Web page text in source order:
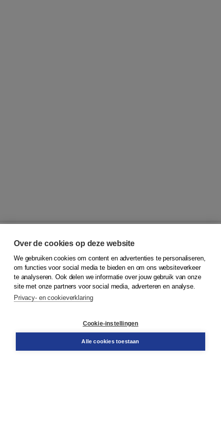
© 2026Koninklijke Boom uitgevers
Klantenservice
Service & informatie
Contact
Over de cookies op deze website
We gebruiken cookies om content en advertenties te personaliseren,
om functies voor social media te bieden en om ons websiteverkeer
te analyseren. Ook delen we informatie over jouw gebruik van onze
site met onze partners voor social media, adverteren en analyse.
Privacy- en cookieverklaring
Cookie-instellingen
Alle cookies toestaan